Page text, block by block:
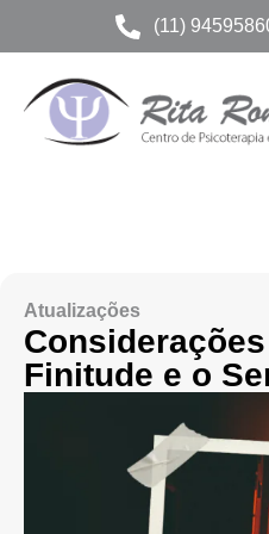
(11)
Atualizações
Finitude e o